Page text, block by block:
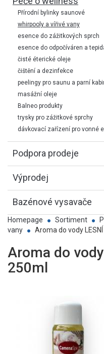
Přírodní bylinky saunové
whirpooly a vířivé vany
esence do zážitkových sprch
esence do odpočíváren a
čisté éterické oleje
čištění a dezinfekce
peelingy pro saunu a parní
masážní oleje
Balneo produkty
trysky pro zážitkové sprchy
dávkovací zařízení pro vonné
Podpora prodeje
Výprodej
Bazénové vysavače
Homepage Sortiment
vany
Aroma do vody
Aroma do
250ml